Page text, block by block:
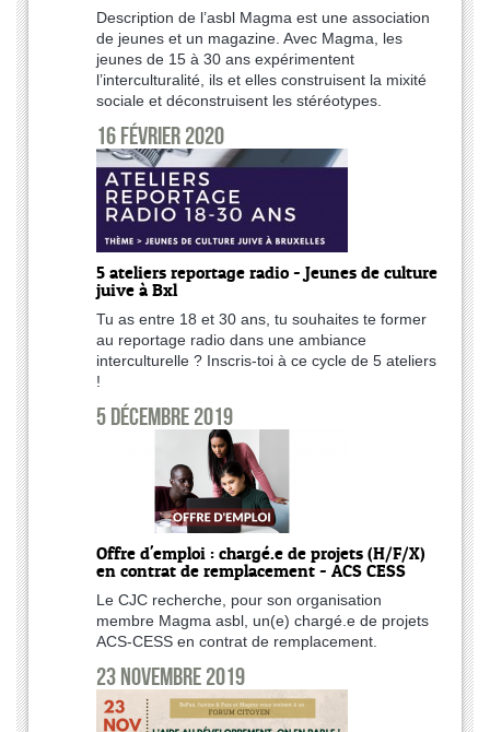
Description de l’asbl Magma est une association
de jeunes et un magazine. Avec Magma, les
jeunes de 15 à 30 ans expérimentent
l’interculturalité, ils et elles construisent la mixité
sociale et déconstruisent les stéréotypes.
16 février 2020
5 ateliers reportage radio - Jeunes de culture
juive à Bxl
Tu as entre 18 et 30 ans, tu souhaites te former
au reportage radio dans une ambiance
interculturelle ? Inscris-toi à ce cycle de 5 ateliers
!
5 décembre 2019
Offre d'emploi : chargé.e de projets (H/F/X)
en contrat de remplacement - ACS CESS
Le CJC recherche, pour son organisation
membre Magma asbl, un(e) chargé.e de projets
ACS-CESS en contrat de remplacement.
23 novembre 2019